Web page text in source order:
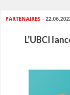
PARTENAIRES -
L’UBCI